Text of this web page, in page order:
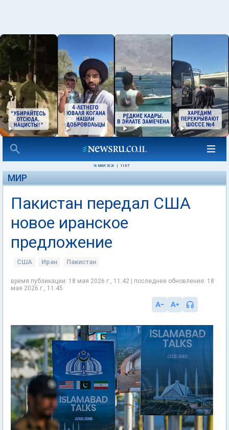
18 МАЯ 2026 11:07
МИР
Пакистан передал США
новое иранское
предложение
США Иран Пакистан
время публикации: 18 мая 2026 г., 11:42 | последнее обновление: 18
мая 2026 г., 11:45